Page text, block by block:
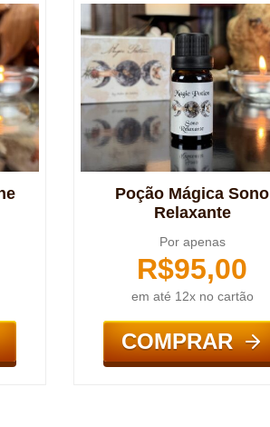
Poção Mágica Sono
Relaxante
Por apenas
R$95,00
em até 12x no cartão
COMPRAR